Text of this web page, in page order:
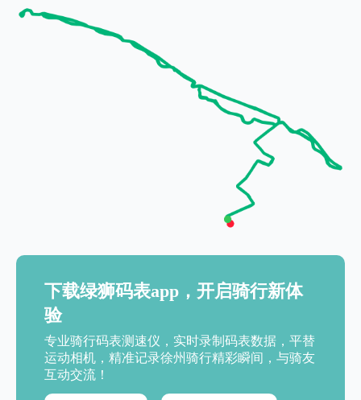
下载绿狮码表app，开启骑行新体
验
专业骑行码表测速仪，实时录制码表数据，平替
运动相机，精准记录徐州骑行精彩瞬间，与骑友
互动交流！